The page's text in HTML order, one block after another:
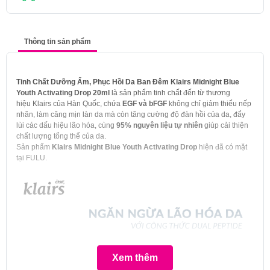
Thông tin sản phẩm
Tinh Chất Dưỡng Ẩm, Phục Hồi Da Ban Đêm Klairs Midnight Blue
Youth Activating Drop 20ml là sản phẩm tinh chất đến từ thương
hiệu Klairs của Hàn Quốc, chứa EGF và bFGF không chỉ giảm thiểu nếp
nhăn, làm căng mịn làn da mà còn tăng cường độ đàn hồi của da, đẩy
lùi các dấu hiệu lão hóa, cùng 95% nguyên liệu tự nhiên giúp cải thiện
chất lượng tổng thể của da.
Sản phẩm Klairs Midnight Blue Youth Activating Drop hiện đã có mặt
tại FULU.
Xem thêm